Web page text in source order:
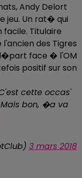
Andy Delort
jeu. Un rat� qui
facile. Titulaire
des Tigres
face � l'OM
positif sur son
cette occas'
bon, �a va
3 mars 2018